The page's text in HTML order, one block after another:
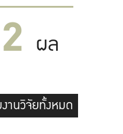
ผล
านวิจัยทั้งหมด